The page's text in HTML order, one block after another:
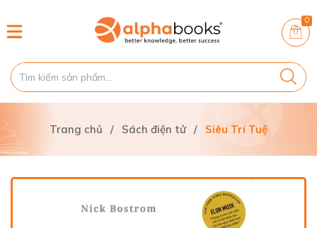
0
Trang chủ / Sách điện tử / Siêu Trí Tuệ